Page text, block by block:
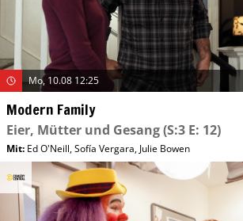
Mo, 10.08 12:25
Modern Family
Eier, Mütter und Gesang(S:3 E: 12)
Mit: Ed O'Neill,Sofía Vergara, Julie Bowen